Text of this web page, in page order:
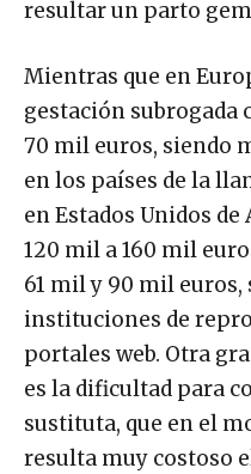
resultar un parto
Mientras que en
gestación subrogada
70 mil euros, siendo
en los países de la
en Estados Unidos
120 mil a 160 mil
61 mil y 90 mil euros,
instituciones de
portales web. Otra
es la dificultad para
sustituta, que en el
resulta muy costoso